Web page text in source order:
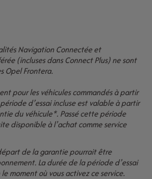
Navigation Connectée et
(incluses dans Connect Plus) ne sont
Opel Frontera.
pour les véhicules commandés à partir
d’essai incluse est valable à partir
du véhicule*. Passé cette période
disponible à l’achat comme service
de la garantie pourrait être
La durée de la période d’essai
moment où vous activez ce service.